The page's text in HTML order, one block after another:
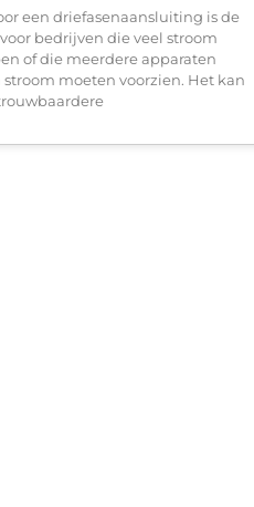
een driefasenaansluiting is de
bedrijven die veel stroom
of die meerdere apparaten
moeten voorzien. Het kan